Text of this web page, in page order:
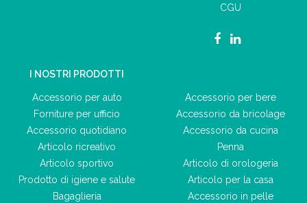
CGU
I NOSTRI PRODOTTI
Accessorio per auto
Forniture per ufficio
Accessorio quotidiano
Articolo ricreativo
Articolo sportivo
Prodotto di igiene e salute
Bagaglieria
Accessorio per bere
Accessorio da bricolage
Accessorio da cucina
Penna
Articolo di orologeria
Articolo per la casa
Accessorio in pelle